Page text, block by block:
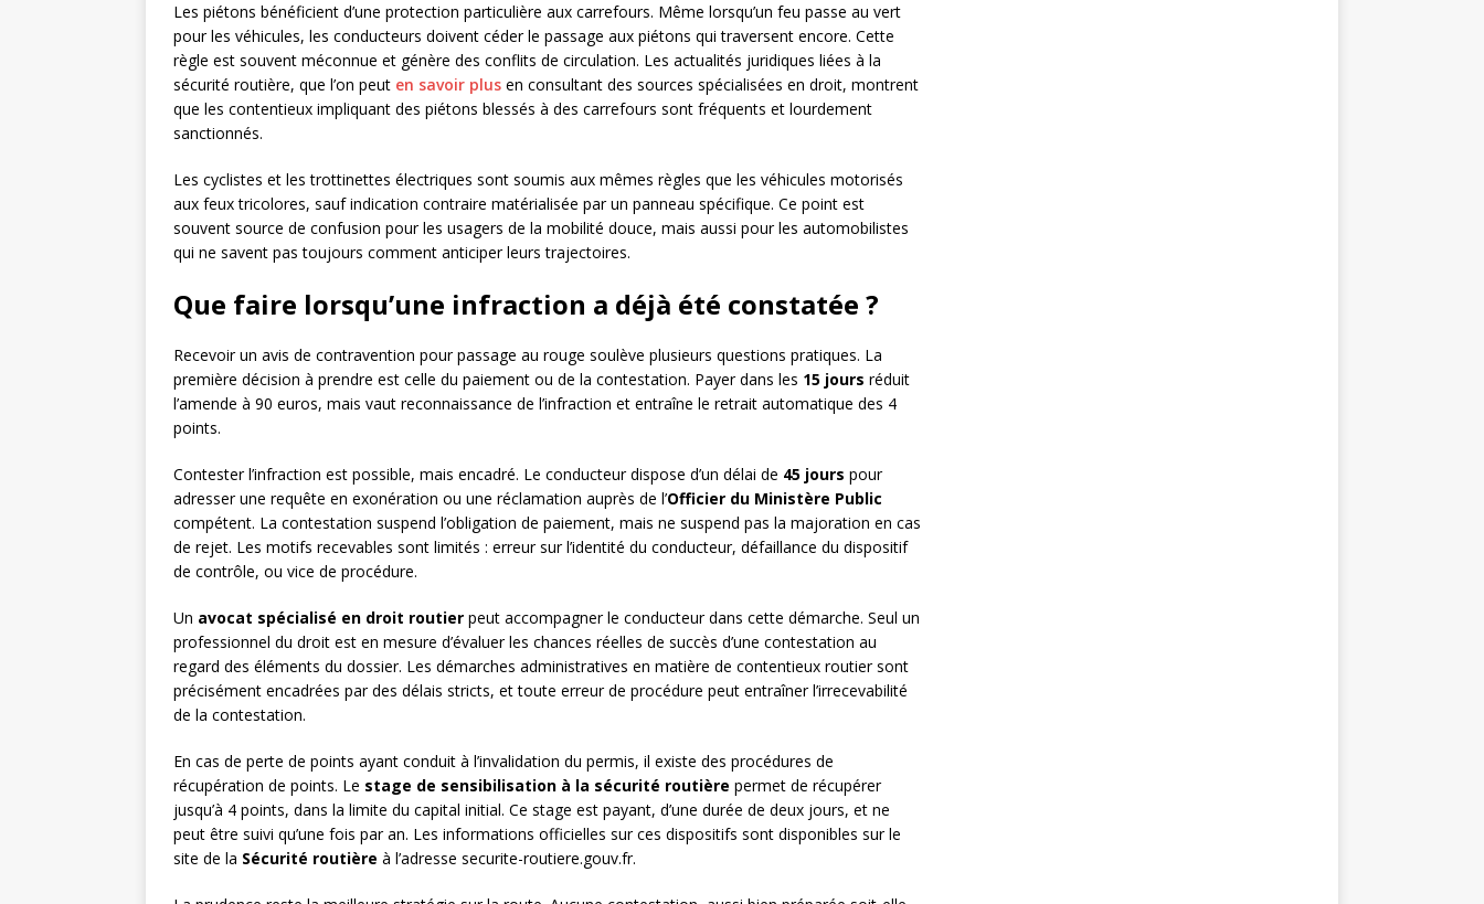
Les piétons bénéficient d’une protection particulière aux carrefours. Même lorsqu’un feu passe au vert
pour les véhicules, les conducteurs doivent céder le passage aux piétons qui traversent encore. Cette
règle est souvent méconnue et génère des conflits de circulation. Les actualités juridiques liées à la
sécurité routière, que l’on peut en savoir plus en consultant des sources spécialisées en droit, montrent
que les contentieux impliquant des piétons blessés à des carrefours sont fréquents et lourdement
sanctionnés.
Les cyclistes et les trottinettes électriques sont soumis aux mêmes règles que les véhicules motorisés
aux feux tricolores, sauf indication contraire matérialisée par un panneau spécifique. Ce point est
souvent source de confusion pour les usagers de la mobilité douce, mais aussi pour les automobilistes
qui ne savent pas toujours comment anticiper leurs trajectoires.
Que faire lorsqu’une infraction a déjà été constatée ?
Recevoir un avis de contravention pour passage au rouge soulève plusieurs questions pratiques. La
première décision à prendre est celle du paiement ou de la contestation. Payer dans les 15 jours réduit
l’amende à 90 euros, mais vaut reconnaissance de l’infraction et entraîne le retrait automatique des 4
points.
Contester l’infraction est possible, mais encadré. Le conducteur dispose d’un délai de 45 jours pour
adresser une requête en exonération ou une réclamation auprès de l’Officier du Ministère Public
compétent. La contestation suspend l’obligation de paiement, mais ne suspend pas la majoration en cas
de rejet. Les motifs recevables sont limités : erreur sur l’identité du conducteur, défaillance du dispositif
de contrôle, ou vice de procédure.
Un avocat spécialisé en droit routier peut accompagner le conducteur dans cette démarche. Seul un
professionnel du droit est en mesure d’évaluer les chances réelles de succès d’une contestation au
regard des éléments du dossier. Les démarches administratives en matière de contentieux routier sont
précisément encadrées par des délais stricts, et toute erreur de procédure peut entraîner l’irrecevabilité
de la contestation.
En cas de perte de points ayant conduit à l’invalidation du permis, il existe des procédures de
récupération de points. Le stage de sensibilisation à la sécurité routière permet de récupérer
jusqu’à 4 points, dans la limite du capital initial. Ce stage est payant, d’une durée de deux jours, et ne
peut être suivi qu’une fois par an. Les informations officielles sur ces dispositifs sont disponibles sur le
site de la Sécurité routière à l’adresse securite-routiere.gouv.fr.